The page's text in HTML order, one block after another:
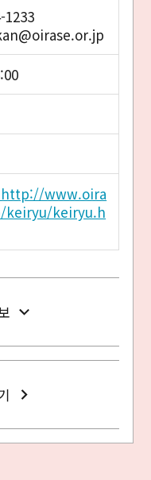
1233
www.oira
keiryu/keiryu.h